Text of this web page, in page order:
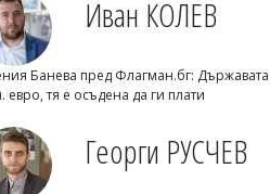
07/08/2026, Петък 17:30
Иван КОЛЕВ
Банева пред Флагман.бг:
евро, тя е осъдена да ги плати
Георги РУСЧЕВ